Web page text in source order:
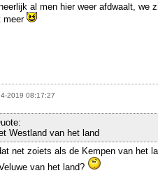
al men hier weer afdwaalt, we
meer
2019 08:17:27
Westland van het land
net zoiets als de Kempen van het
van het land?